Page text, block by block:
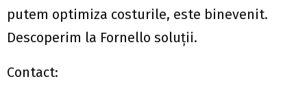
putem optimiza costurile, este binevenit.
Descoperim la Fornello soluții.
Contact: